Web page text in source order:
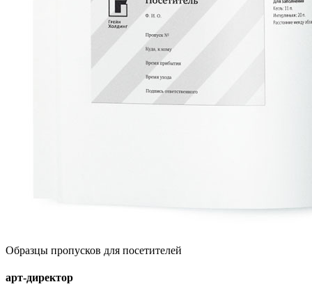
Образцы пропусков для посетителей
арт-директор